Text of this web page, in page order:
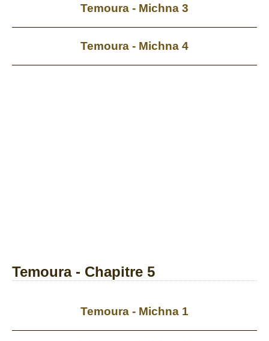
Temoura - Michna 3
Temoura - Michna 4
Temoura - Chapitre 5
Temoura - Michna 1